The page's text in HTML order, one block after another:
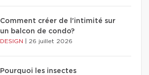
Comment créer de l'intimité sur
un balcon de condo?
DESIGN 26 juillet 2026
Pourquoi les insectes